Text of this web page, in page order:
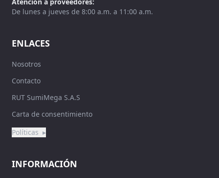
De lunes a jueves de 8:00 a.m. a 11:00 a.m.
ENLACES
Nosotros
Contacto
RUT SumiMega S.A.S
Carta de consentimiento
Políticas ▸
INFORMACIÓN